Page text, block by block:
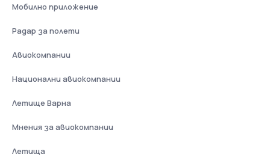
Мобилно приложение
Радар за полети
Авиокомпании
Национални авиокомпании
Летище Варна
Мнения за авиокомпании
Летища